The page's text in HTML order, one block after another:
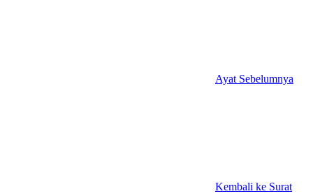
Ayat Sebelumnya
Kembali ke Surat